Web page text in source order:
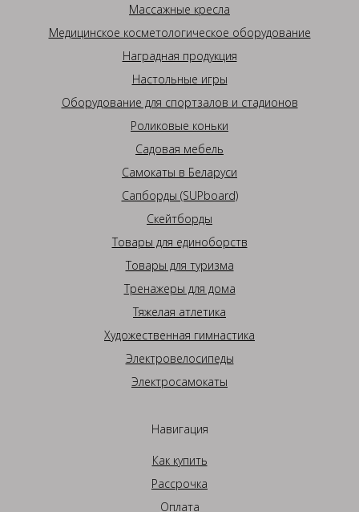
Массажные кресла
Медицинское косметологическое оборудование
Наградная продукция
Настольные игры
Оборудование для спортзалов и стадионов
Роликовые коньки
Садовая мебель
Самокаты в Беларуси
Сапборды (SUPboard)
Скейтборды
Товары для единоборств
Товары для туризма
Тренажеры для дома
Тяжелая атлетика
Художественная гимнастика
Электровелосипеды
Электросамокаты
Навигация
Как купить
Рассрочка
Оплата